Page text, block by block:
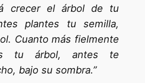
crecer el árbol de tu
plantes tu semilla,
Cuanto más fielmente
tu árbol, antes te
bajo su sombra.”